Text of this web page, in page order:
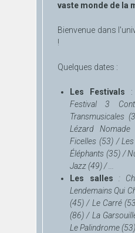
vaste monde de la
Bienvenue dans
!
Quelques dates :
Les Festivals :
Festival 3
Transmusicales
Lézard
Ficelles (53) /
Éléphants (35) /
Jazz (49) / ...
Les salles :
Lendemains Qui
(45) / Le Carré
(86) / La
Le Palindrome